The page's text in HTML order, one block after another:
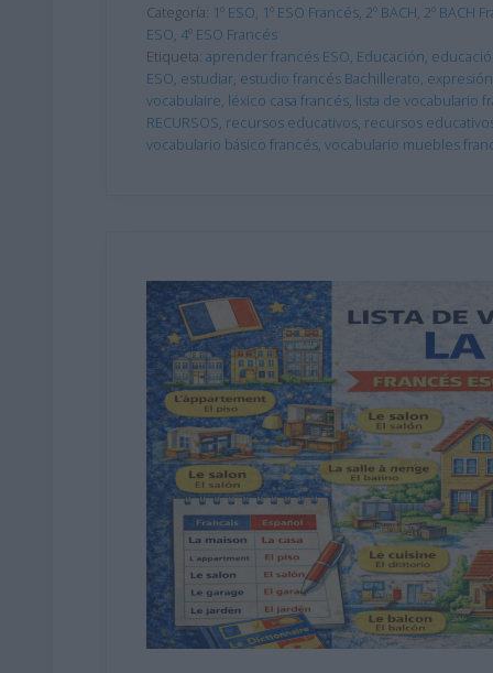
Categoría: 1º ESO, 1º ESO Francés, 2º BACH, 2º BACH
ESO, 4º ESO Francés
Etiqueta: aprender francés ESO, Educación,
ESO, estudiar, estudio francés Bachillerato,
vocabulaire, léxico casa francés, lista de vocabulario
RECURSOS, recursos educativos, recursos
vocabulario básico francés, vocabulario muebles